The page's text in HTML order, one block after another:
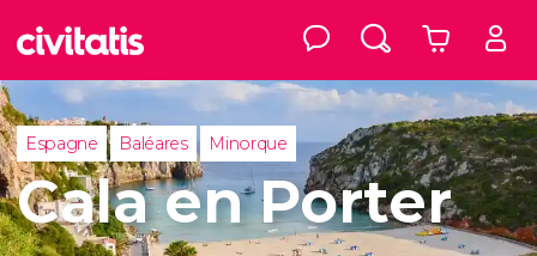
Espagne Baléares Minorque
Cala en Porter